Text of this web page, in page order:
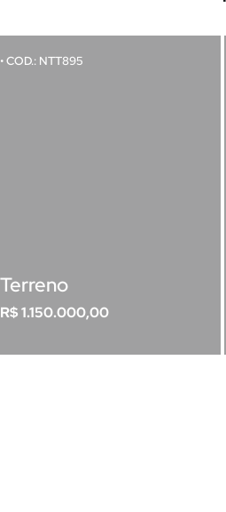
• COD.: NTT895
Terreno
R$ 1.150.000,00